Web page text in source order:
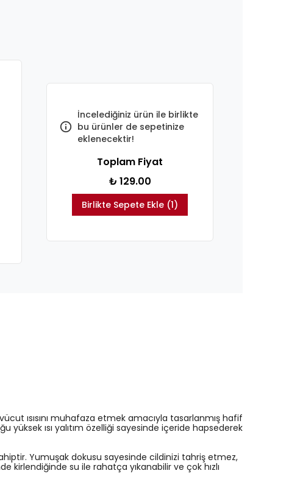
İncelediğiniz ürün ile birlikte
bu ürünler de sepetinize
eklenecektir!
Toplam Fiyat
₺ 129.00
Birlikte Sepete Ekle (1)
ısısını muhafaza etmek amacıyla tasarlanmış hafif
yüksek ısı yalıtım özelliği sayesinde içeride hapsederek
Yumuşak dokusu sayesinde cildinizi tahriş etmez,
kirlendiğinde su ile rahatça yıkanabilir ve çok hızlı